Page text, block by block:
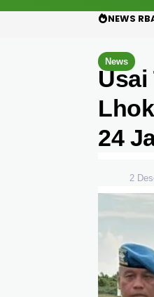
NEWS
News
Usai
24
2